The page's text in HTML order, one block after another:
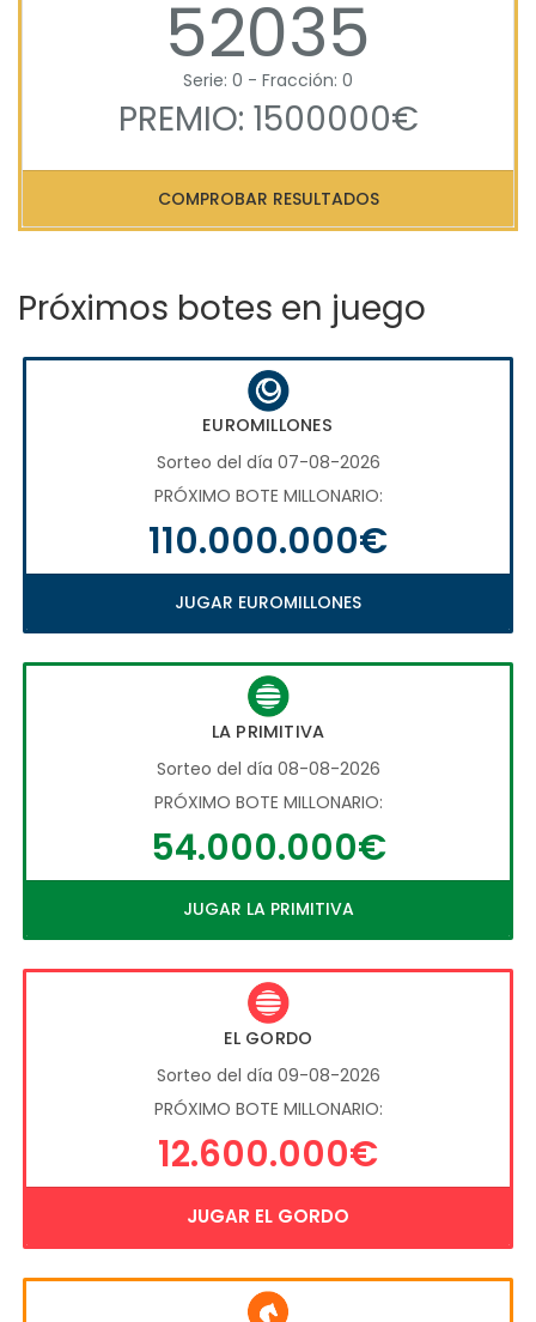
52035
Serie: 0 - Fracción: 0
PREMIO: 1500000€
COMPROBAR RESULTADOS
Próximos botes en juego
EUROMILLONES
Sorteo del día 07-08-2026
PRÓXIMO BOTE MILLONARIO:
110.000.000€
JUGAR EUROMILLONES
LA PRIMITIVA
Sorteo del día 08-08-2026
PRÓXIMO BOTE MILLONARIO:
54.000.000€
JUGAR LA PRIMITIVA
EL GORDO
Sorteo del día 09-08-2026
PRÓXIMO BOTE MILLONARIO:
12.600.000€
JUGAR EL GORDO